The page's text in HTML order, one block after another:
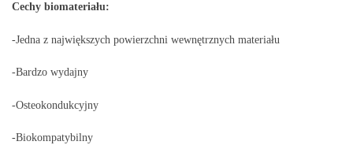
Cechy biomateriału:
-Jedna z największych powierzchni wewnętrznych materiału
-Bardzo wydajny
-Osteokondukcyjny
-Biokompatybilny